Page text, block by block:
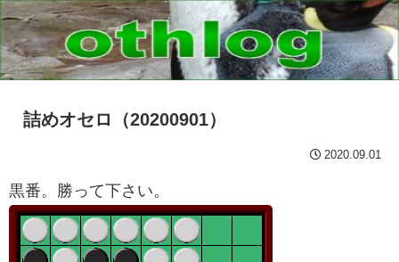
詰めオセロ（20200901）
2020.09.01
黒番。勝って下さい。